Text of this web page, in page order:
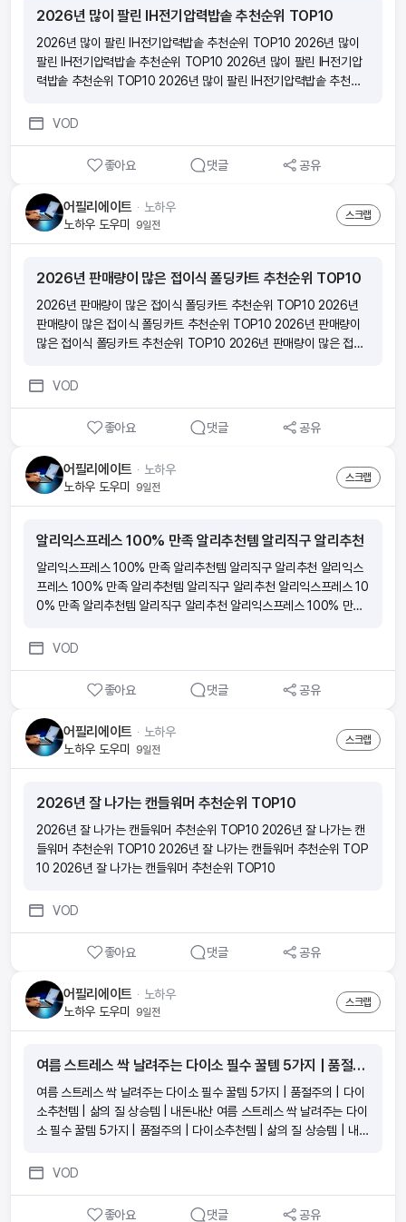
격입니다!
2026년 많이 팔린 IH전기압력밥솥 추천순위 TOP10
2026년 많이 팔린 IH전기압력밥솥 추천순위 TOP10 2026년 많이
팔린 IH전기압력밥솥 추천순위 TOP10 2026년 많이 팔린 IH전기압
력밥솥 추천순위 TOP10 2026년 많이 팔린 IH전기압력밥솥 추천순
VOD
좋아요 댓글 공유
어필리에이트 ᆞ 노하우
노하우 도우미 9일전
스크랩
2026년 판매량이 많은 접이식 폴딩카트 추천순위 TOP10
2026년 판매량이 많은 접이식 폴딩카트 추천순위 TOP10 2026년
판매량이 많은 접이식 폴딩카트 추천순위 TOP10 2026년 판매량이
많은 접이식 폴딩카트 추천순위 TOP10 2026년 판매량이 많은 접이
VOD
좋아요 댓글 공유
어필리에이트 ᆞ 노하우
노하우 도우미 9일전
스크랩
알리익스프레스 100% 만족 알리추천템 알리직구 알리추천
알리익스프레스 100% 만족 알리추천템 알리직구 알리추천 알리익스
프레스 100% 만족 알리추천템 알리직구 알리추천 알리익스프레스 10
0% 만족 알리추천템 알리직구 알리추천 알리익스프레스 100% 만족
VOD
좋아요 댓글 공유
어필리에이트 ᆞ 노하우
노하우 도우미 9일전
스크랩
2026년 잘 나가는 캔들워머 추천순위 TOP10
2026년 잘 나가는 캔들워머 추천순위 TOP10 2026년 잘 나가는 캔
들워머 추천순위 TOP10 2026년 잘 나가는 캔들워머 추천순위 TOP
10 2026년 잘 나가는 캔들워머 추천순위 TOP10
VOD
좋아요 댓글 공유
어필리에이트 ᆞ 노하우
노하우 도우미 9일전
스크랩
여름 스트레스 싹 날려주는 다이소 필수 꿀템 5가지 | 품절주의 | 다이소추천템 | 삶의 질 상승템 | 내돈내산
여름 스트레스 싹 날려주는 다이소 필수 꿀템 5가지 | 품절주의 | 다이
소추천템 | 삶의 질 상승템 | 내돈내산 여름 스트레스 싹 날려주는 다이
소 필수 꿀템 5가지 | 품절주의 | 다이소추천템 | 삶의 질 상승템 | 내돈
다이소추천템 | 삶의 질 상승템 | 내돈내산 여름 스트레스 싹 날려주는
VOD
좋아요 댓글 공유